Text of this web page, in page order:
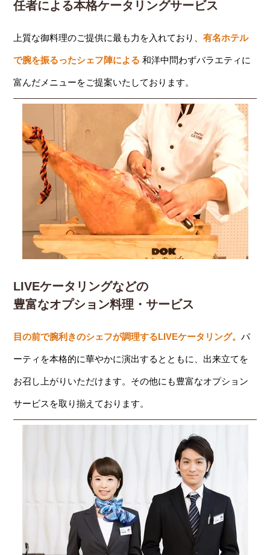
任者による本格ケータリングサービス
上質な御料理のご提供に最も力を入れており、有名ホテル
で腕を振るったシェフ陣による 和洋中問わずバラエティに
富んだメニューをご提案いたしております。
LIVEケータリングなどの
豊富なオプション料理・サービス
目の前で腕利きのシェフが調理するLIVEケータリング。パ
ーティを本格的に華やかに演出するとともに、出来立てを
お召し上がりいただけます。その他にも豊富なオプション
サービスを取り揃えております。